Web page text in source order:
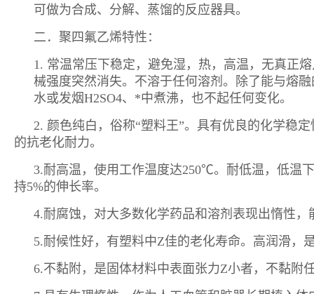
可做为合成、分解、蒸馏的反应器具。
二． 聚四氟乙烯特性：
1. 常温常压下稳定，避免湿，热，高温 ， 无真正
械强度突然消失。不溶于任何溶剂。除了能与熔融
水或发烟H2SO4、 *中煮沸，也不起任何变化。
2. 颜色纯白 ，俗称“塑料王”。具有优良的化学稳定
的抗老化耐力。
3.耐高温，使用工作温度达250℃。耐低温，低温
持5%的伸长率。
4.耐腐蚀，对大多数化学药品和溶剂表现出惰性，
5.耐候性好，有塑料中Z佳的老化寿命。高润滑，
6.不黏附，是固体材料中表面张力Z小者，不黏附